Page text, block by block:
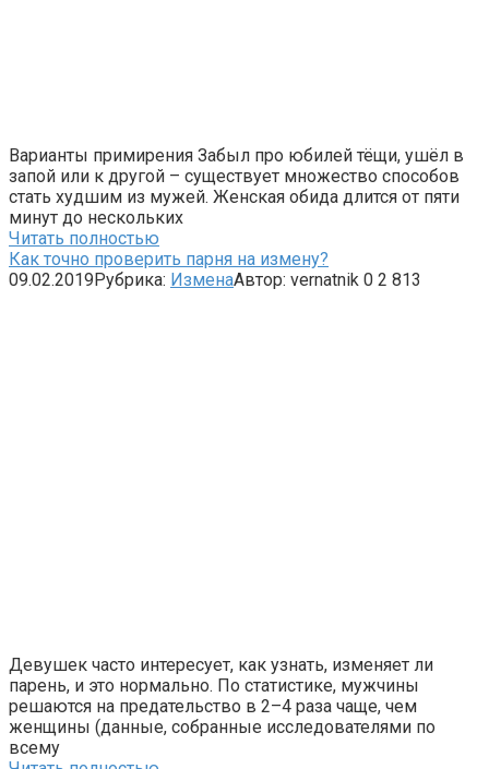
Варианты примирения Забыл про юбилей тёщи, ушёл в
запой или к другой – существует множество способов
стать худшим из мужей. Женская обида длится от пяти
минут до нескольких
Читать полностью
Как точно проверить парня на измену?
09.02.2019Рубрика: ИзменаАвтор: vernatnik 0 2 813
Девушек часто интересует, как узнать, изменяет ли
парень, и это нормально. По статистике, мужчины
решаются на предательство в 2–4 раза чаще, чем
женщины (данные, собранные исследователями по
всему